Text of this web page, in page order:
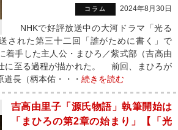
コラム 2024年8月30日
NHKで好評放送中の大河ドラマ「光る
された第三十二回「誰がために書く」で
着手した主人公・まひろ／紫式部（吉高由
に至る過程が描かれた。 前回、まひろが
長（柄本佑・・・ 続きを読む
吉高由里子「源氏物語」執筆開始は
「まひろの第2章の始まり」【「光